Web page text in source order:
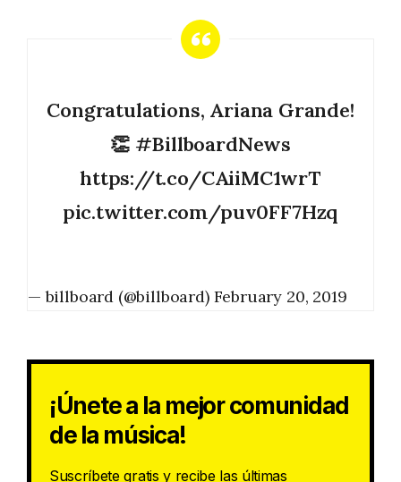
Congratulations, Ariana Grande!
👏 #BillboardNews
https://t.co/CAiiMC1wrT
pic.twitter.com/puv0FF7Hzq
— billboard (@billboard) February 20, 2019
¡Únete a la mejor comunidad
de la música!
Suscríbete gratis y recibe las últimas